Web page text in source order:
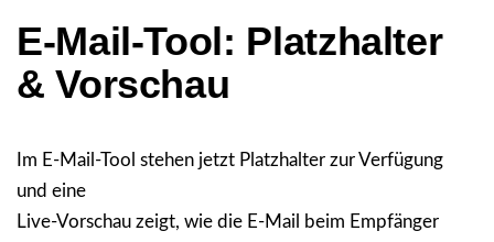
E-Mail-Tool: Platzhalter
& Vorschau
Im E-Mail-Tool stehen jetzt Platzhalter zur Verfügung
und eine
Live-Vorschau zeigt, wie die E-Mail beim Empfänger